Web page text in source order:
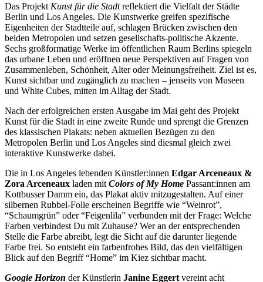
Das Projekt Kunst für die Stadtreflektiert die Vielfalt der Städte
Berlin und Los Angeles. Die Kunstwerke greifen spezifische
Eigenheiten der Stadtteile auf, schlagen Brücken zwischen den
beiden Metropolen und setzen gesellschafts-politische Akzente.
Sechs großformatige Werke im öffentlichen Raum Berlins spiegeln
das urbane Leben und eröffnen neue Perspektiven auf Fragen von
Zusammenleben, Schönheit, Alter oder Meinungsfreiheit. Ziel ist es,
Kunst sichtbar und zugänglich zu machen – jenseits von Museen
und White Cubes, mitten im Alltag der Stadt.
Nach der erfolgreichen ersten Ausgabe im Mai geht des Projekt
Kunst für die Stadt in eine zweite Runde und sprengt die Grenzen
des klassischen Plakats: neben aktuellen Bezügen zu den
Metropolen Berlin und Los Angeles sind diesmal gleich zwei
interaktive Kunstwerke dabei.
Die in Los Angeles lebenden Künstler:innen Edgar Arceneaux &
Zora Arceneaux laden mit Colors of My Home Passant:innen am
Kottbusser Damm ein, das Plakat aktiv mitzugestalten. Auf einer
silbernen Rubbel-Folie erscheinen Begriffe wie “Weinrot”,
“Schaumgrün” oder “Feigenlila” verbunden mit der Frage: Welche
Farben verbindest Du mit Zuhause? Wer an der entsprechenden
Stelle die Farbe abreibt, legt die Sicht auf die darunter liegende
Farbe frei. So entsteht ein farbenfrohes Bild, das den vielfältigen
Blick auf den Begriff “Home” im Kiez sichtbar macht.
Googie Horizon der Künstlerin Janine Eggert vereint acht